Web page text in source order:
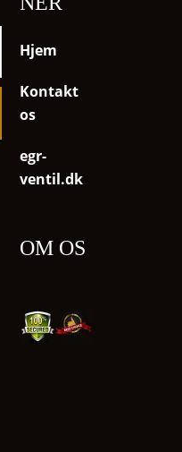
dette
Hjem
Kontakt
os
egr-
ventil.dk
OM OS